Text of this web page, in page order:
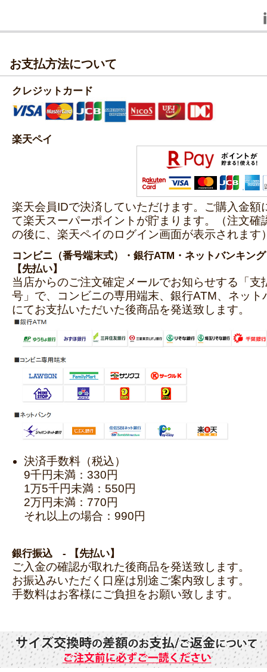
お支払方法について
クレジットカード
楽天ペイ
楽天会員IDで決済していただけます。ご購入金額
て楽天スーパーポイントが貯まります。（注文確
の後に、楽天ペイのログイン画面が表示されます
コンビニ（番号端末式）・銀行ATM・ネットバンキン
【先払い】
当店からのご注文確定メールでお知らせする「支
号」で、コンビニの専用端末、銀行ATM、ネット
にてお支払いただいた後商品を発送致します。
決済手数料（税込）
9千円未満：330円
1万5千円未満：550円
2万円未満：770円
それ以上の場合：990円
銀行振込 - 【先払い】
ご入金の確認が取れた後商品を発送致します。
お振込みいただく口座は別途ご案内致します。
手数料はお客様にご負担をお願い致します。